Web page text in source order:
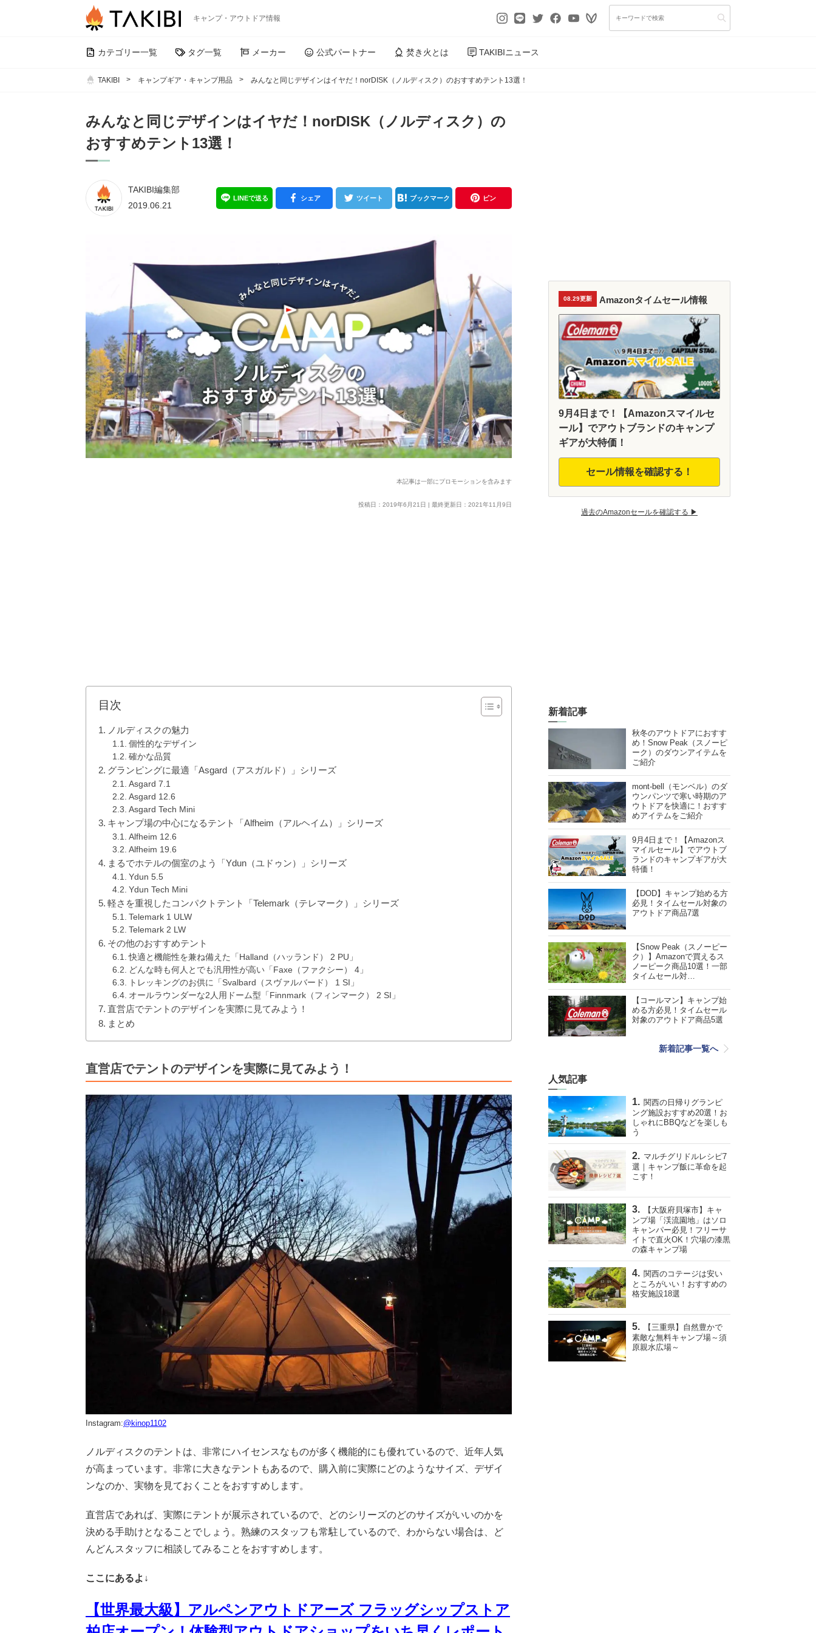
キャンプ・アウトドア情報
カテゴリー一覧 タグ一覧 メーカー 公式パートナー 焚き火とは TAKIBIニュース
TAKIBI キャンプギア・キャンプ用品 みんなと同じデザインはイヤだ！norDISK（ノルディスク）のおすすめテント13選！
みんなと同じデザインはイヤだ！norDISK（ノルディスク）の
おすすめテント13選！
TAKIBI編集部
2019.06.21
LINEで送る シェア ツイート ブックマーク ピン
本記事は一部にプロモーションを含みます
投稿日：2019年6月21日 | 最終更新日：2021年11月9日
目次
ノルディスクの魅力
個性的なデザイン
確かな品質
グランピングに最適「Asgard（アスガルド）」シリーズ
Asgard 7.1
Asgard 12.6
Asgard Tech Mini
キャンプ場の中心になるテント「Alfheim（アルヘイム）」シリーズ
Alfheim 12.6
Alfheim 19.6
まるでホテルの個室のよう「Ydun（ユドゥン）」シリーズ
Ydun 5.5
Ydun Tech Mini
軽さを重視したコンパクトテント「Telemark（テレマーク）」シリーズ
Telemark 1 ULW
Telemark 2 LW
その他のおすすめテント
快適と機能性を兼ね備えた「Halland（ハッランド） 2 PU」
どんな時も何人とでも汎用性が高い「Faxe（ファクシー） 4」
トレッキングのお供に「Svalbard（スヴァルバード） 1 SI」
オールラウンダーな2人用ドーム型「Finnmark（フィンマーク） 2 SI」
直営店でテントのデザインを実際に見てみよう！
まとめ
直営店でテントのデザインを実際に見てみよう！
Instagram:@kinop1102
ノルディスクのテントは、非常にハイセンスなものが多く機能的にも優れているので、近年人気
が高まっています。非常に大きなテントもあるので、購入前に実際にどのようなサイズ、デザイ
ンなのか、実物を見ておくことをおすすめします。
直営店であれば、実際にテントが展示されているので、どのシリーズのどのサイズがいいのかを
決める手助けとなることでしょう。熟練のスタッフも常駐しているので、わからない場合は、ど
んどんスタッフに相談してみることをおすすめします。
ここにあるよ↓
【世界最大級】アルペンアウトドアーズ フラッグシップストア
08.29更新 Amazonタイムセール情報
9月4日まで！【Amazonスマイルセ
ール】でアウトブランドのキャンプ
ギアが大特価！
セール情報を確認する！
過去のAmazonセールを確認する ▶︎
新着記事
秋冬のアウトドアにおすす
め！Snow Peak（スノーピ
ーク）のダウンアイテムを
ご紹介
mont-bell（モンベル）のダ
ウンパンツで寒い時期のア
ウトドアを快適に！おすす
めアイテムをご紹介
9月4日まで！【Amazonス
マイルセール】でアウトブ
ランドのキャンプギアが大
特価！
【DOD】キャンプ始める方
必見！タイムセール対象の
アウトドア商品7選
【Snow Peak（スノーピー
ク）】Amazonで買えるス
ノーピーク商品10選！一部
タイムセール対…
【コールマン】キャンプ始
める方必見！タイムセール
対象のアウトドア商品5選
新着記事一覧へ
人気記事
関西の日帰りグランピ
ング施設おすすめ20選！お
しゃれにBBQなどを楽しも
う
マルチグリドルレシピ7
選｜キャンプ飯に革命を起
こす！
【大阪府貝塚市】キャ
ンプ場「渓流園地」はソロ
キャンパー必見！フリーサ
イトで直火OK！穴場の漆黒
の森キャンプ場
関西のコテージは安い
ところがいい！おすすめの
格安施設18選
【三重県】自然豊かで
素敵な無料キャンプ場～須
原親水広場～